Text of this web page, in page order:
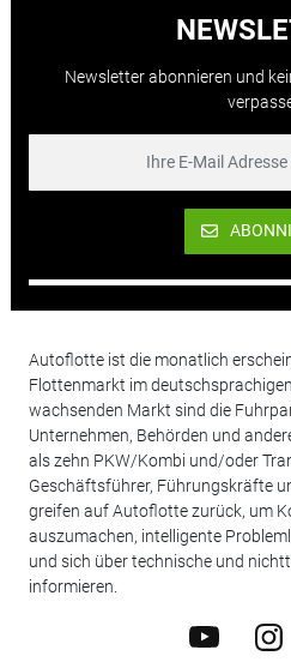
Newsletter abonnieren und
Autoflotte ist die monatlich
Flottenmarkt im
wachsenden Markt sind die
Unternehmen, Behörden und
als zehn PKW/Kombi und/oder
Geschäftsführer, Führungskräfte
greifen auf Autoflotte zurück, um
auszumachen, intelligente
und sich über technische und
informieren.